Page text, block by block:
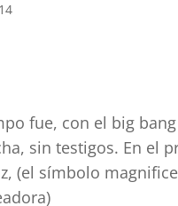
fue, con el big
sin testigos. En el
(el símbolo